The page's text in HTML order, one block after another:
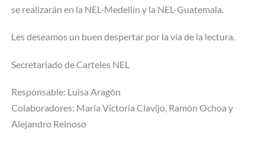
se realizarán en la NEL-Medellín y la NEL-Guatemala.
Les deseamos un buen despertar por la vía de la lectura.
Secretariado de Carteles NEL
Responsable: Luisa Aragón
Colaboradores: María Victoria Clavijo, Ramón Ochoa y
Alejandro Reinoso